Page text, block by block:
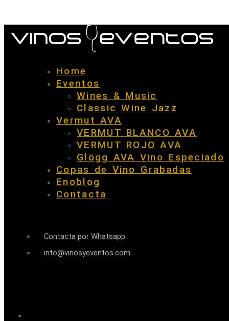
Home
Eventos
Wines & Music
Classic Wine Jazz
Vermut AVA
VERMUT BLANCO AVA
VERMUT ROJO AVA
Glögg AVA Vino Especiado
Copas de Vino Grabadas
Enoblog
Contacta
Contacta por Whatsapp
info@vinosyeventos.com